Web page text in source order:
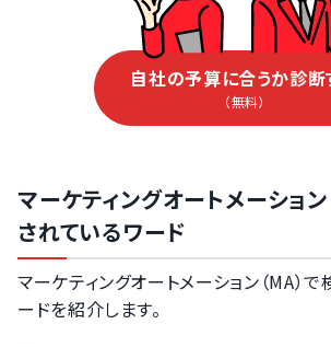
自社の予算に合うか診断
（無料）
マーケティングオートメーション
されているワード
マーケティングオートメーション（MA）
ードを紹介します。